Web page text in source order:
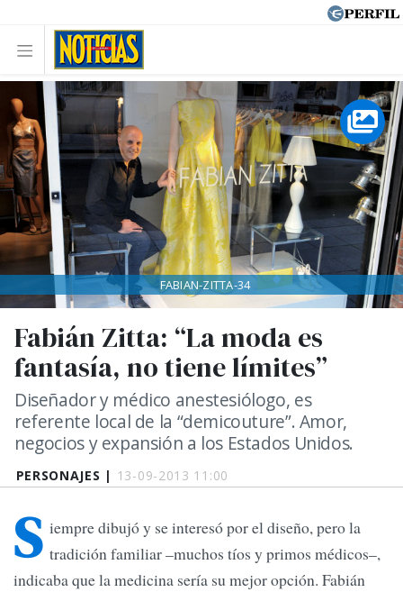
PERSONAJES | 13-09-2013 11:00
Fabián Zitta: “La moda es
fantasía, no tiene límites”
Diseñador y médico anestesiólogo, es
referente local de la “demicouture”. Amor,
negocios y expansión a los Estados Unidos.
FABIAN-ZITTA-34
S iempre dibujó y se interesó por el diseño, pero la
tradición familiar –muchos tíos y primos médicos–,
indicaba que la medicina sería su mejor opción. Fabián